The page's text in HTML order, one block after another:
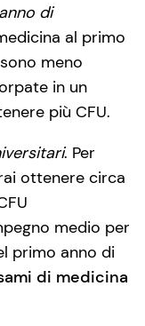
di
al primo
meno
in un
più CFU.
. Per
ottenere circa
medio per
primo anno di
di medicina